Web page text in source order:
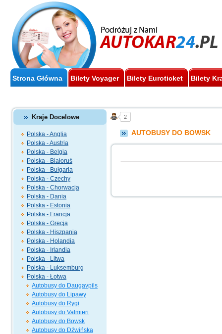
Strona Główna Bilety Voyager Bilety Euroticket Bilety
Kraje Docelowe
Polska - Anglia
Polska - Austria
Polska - Belgia
Polska - Białoruś
Polska - Bułgaria
Polska - Czechy
Polska - Chorwacja
Polska - Dania
Polska - Estonia
Polska - Francja
Polska - Grecja
Polska - Hiszpania
Polska - Holandia
Polska - Irlandia
Polska - Litwa
Polska - Luksemburg
Polska - Łotwa
Autobusy do Daugavpils
Autobusy do Lipawy
Autobusy do Rygi
Autobusy do Valmieri
Autobusy do Bowsk
Autobusy do Dźwińska
2
AUTOBUSY DO BOWSK